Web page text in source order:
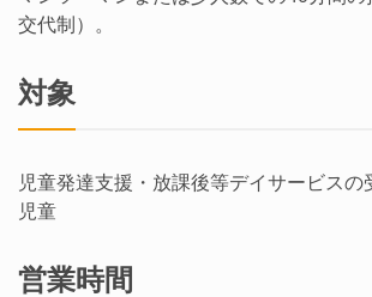
交代制）。
対象
児童発達支援・放課後等デイサービスの
児童
営業時間